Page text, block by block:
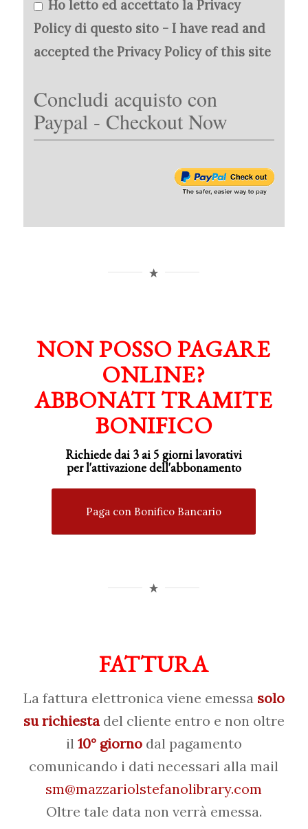
Ho letto ed accettato la Privacy
Policy di questo sito - I have read and
accepted the Privacy Policy of this site
Concludi acquisto con
Paypal - Checkout Now
NON POSSO PAGARE
ONLINE?
ABBONATI TRAMITE
BONIFICO
Richiede dai 3 ai 5 giorni lavorativi
perl'attivazionedell'abbonamento
Paga con Bonifico Bancario
FATTURA
La fattura elettronica viene emessasolo
su richiestadel cliente entro e non oltre
il 10° giornodal pagamento
comunicando i dati necessari alla mail
sm@mazzariolstefanolibrary.com
Oltre tale data non verrà emessa.